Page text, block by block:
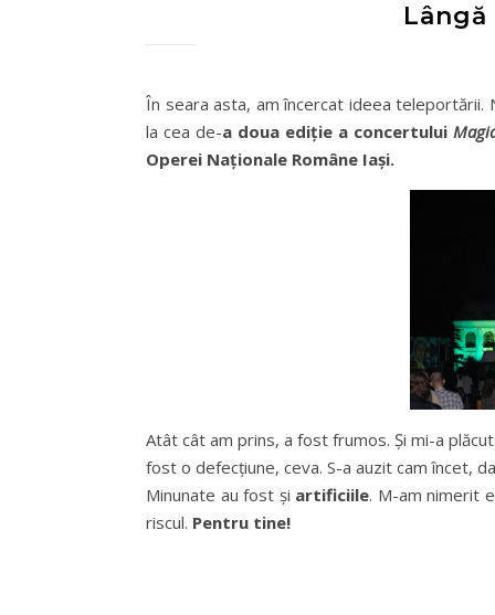
În seara asta, am încercat ideea teleportării.
la cea de-a doua ediție a concertului
Operei Naționale Române Iași.
Atât cât am prins, a fost frumos. Și mi-a
fost o defecțiune, ceva. S-a auzit cam încet,
Minunate au fost și artificiile. M-am nimerit
riscul. Pentru tine!